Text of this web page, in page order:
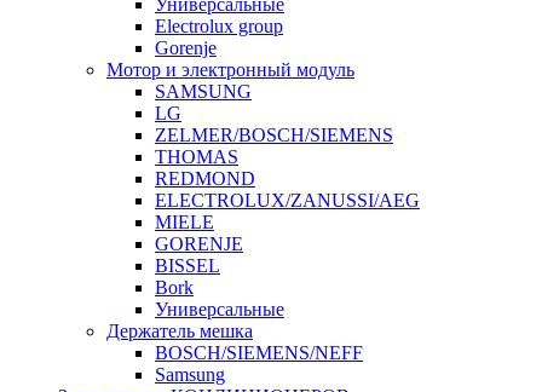
Универсальные
Electrolux group
Gorenje
Мотор и электронный модуль
SAMSUNG
LG
ZELMER/BOSCH/SIEMENS
THOMAS
REDMOND
ELECTROLUX/ZANUSSI/AEG
MIELE
GORENJE
BISSEL
Bork
Универсальные
Держатель мешка
BOSCH/SIEMENS/NEFF
Samsung